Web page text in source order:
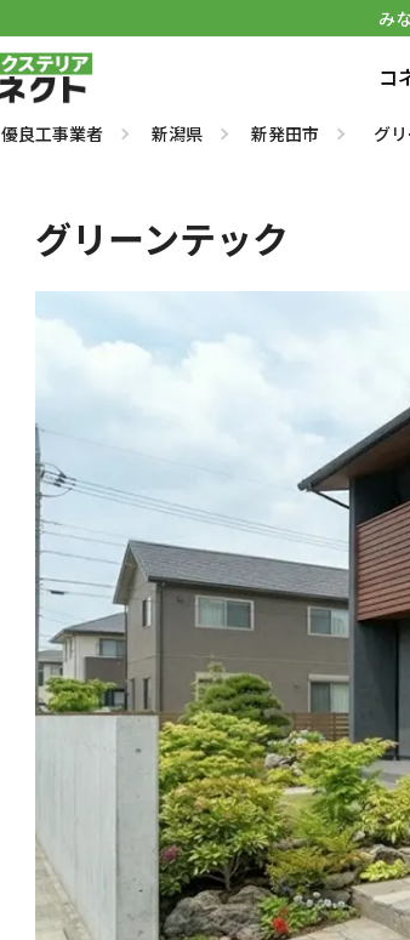
み
コ
優良工事業者 新潟県 新発田市 グ
グリーンテック